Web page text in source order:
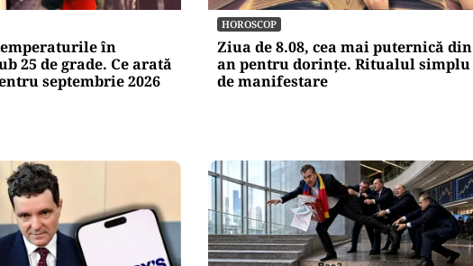
în
25 de grade. Ce arată
septembrie 2026
HOROSCOP
Ziua de 8.08, cea mai puternică din
an pentru dorințe. Ritualul simplu
de manifestare